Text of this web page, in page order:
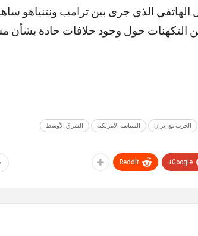
الهاتفي الذي جرى بين ترامب ونتنياهو
من التكهنات حول وجود خلافات حادة بشأن
الحرب مع إيران السياسة الأمريكية الشرق الأوسط
Google+
ReddIt